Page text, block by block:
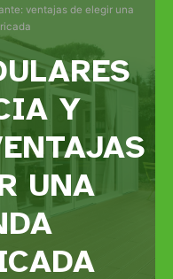
ventajas de elegir una
Y
UNA